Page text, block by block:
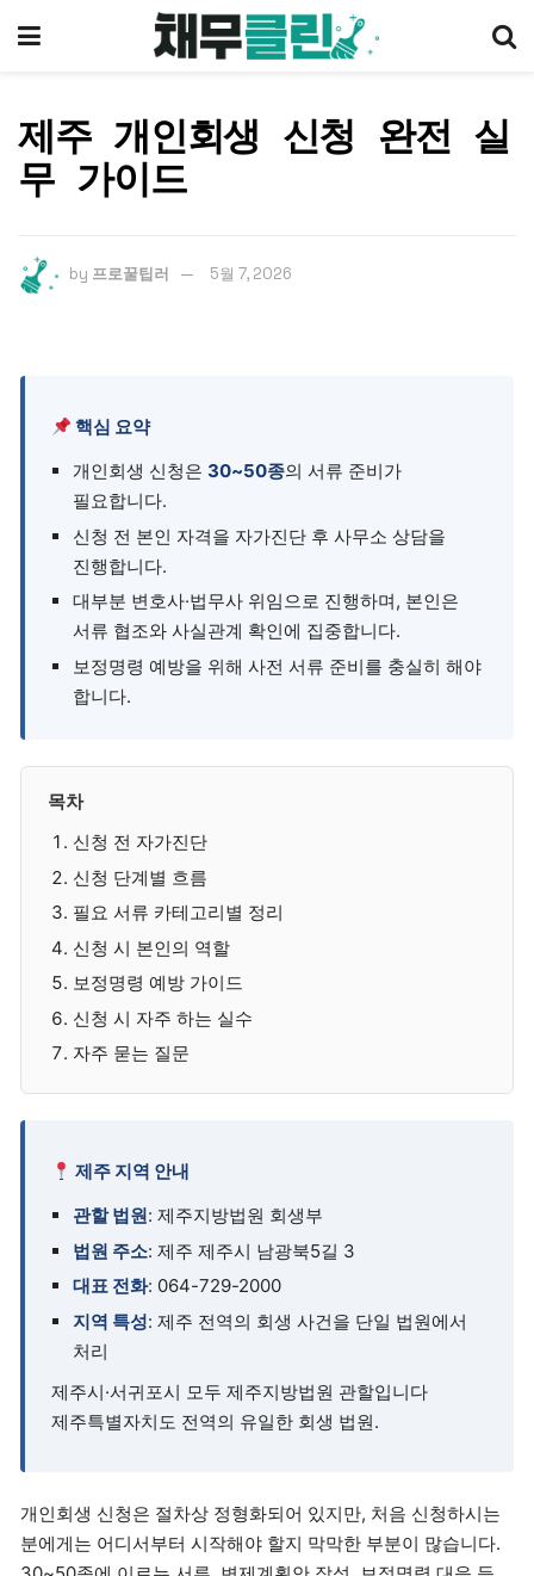
제주 개인회생 신청 완전 실
무 가이드
by 프로꿀팁러 5월 7, 2026
핵심 요약
개인회생 신청은 30~50종의 서류 준비가
필요합니다.
신청 전 본인 자격을 자가진단 후 사무소 상담을
진행합니다.
대부분 변호사·법무사 위임으로 진행하며, 본인은
서류 협조와 사실관계 확인에 집중합니다.
보정명령 예방을 위해 사전 서류 준비를 충실히 해야
합니다.
목차
신청 전 자가진단
신청 단계별 흐름
필요 서류 카테고리별 정리
신청 시 본인의 역할
보정명령 예방 가이드
신청 시 자주 하는 실수
자주 묻는 질문
제주 지역 안내
관할 법원: 제주지방법원 회생부
법원 주소: 제주 제주시 남광북5길 3
대표 전화: 064-729-2000
지역 특성: 제주 전역의 회생 사건을 단일 법원에서
처리
제주시·서귀포시 모두 제주지방법원 관할입니다
제주특별자치도 전역의 유일한 회생 법원.
개인회생 신청은 절차상 정형화되어 있지만, 처음 신청하시는
분에게는 어디서부터 시작해야 할지 막막한 부분이 많습니다.